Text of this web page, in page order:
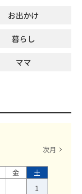
お出かけ
暮らし
ママ
次月
金
土
1